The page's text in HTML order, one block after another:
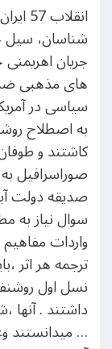
شناسان، سیل
جریان
های مذهبی ضد
سیاسی در
به اصطلاح
کاشتند و
صوراسرافیل به
صدیقه دولت
سوال نیاز به
واردات
ترجمه هر اثر
نسل اول
داشتند . آنها
… میدانستند